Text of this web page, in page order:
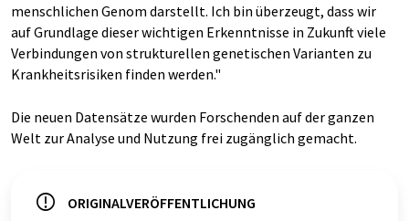
menschlichen Genom darstellt. Ich bin überzeugt, dass wir
auf Grundlage dieser wichtigen Erkenntnisse in Zukunft viele
Verbindungen von strukturellen genetischen Varianten zu
Krankheitsrisiken finden werden."
Die neuen Datensätze wurden Forschenden auf der ganzen
Welt zur Analyse und Nutzung frei zugänglich gemacht.
ORIGINALVERÖFFENTLICHUNG